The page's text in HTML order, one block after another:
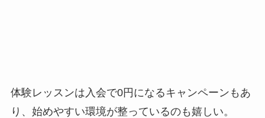
体験レッスンは入会で0円になるキャンペーンもあ
り、始めやすい環境が整っているのも嬉しい。